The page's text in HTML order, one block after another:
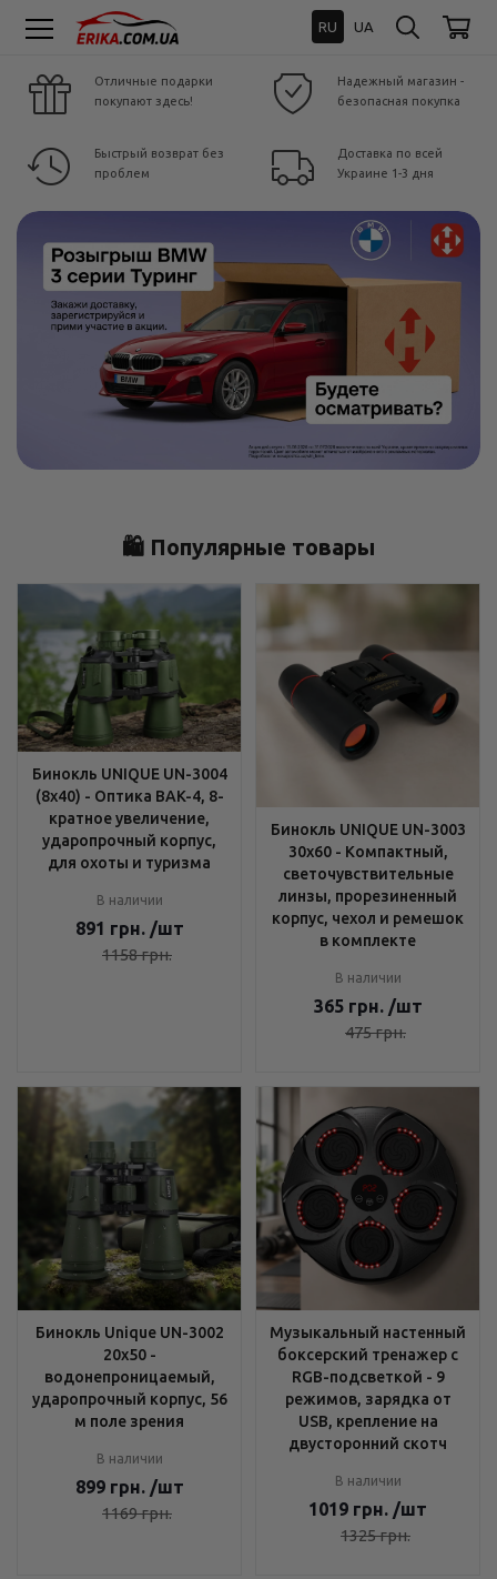
RU UA
Отличные подарки
покупают здесь!
Надежный магазин -
безопасная покупка
Быстрый возврат без
проблем
Доставка по всей
Украине 1-3 дня
🛍️ Популярные товары
Бинокль UNIQUE UN-3004
(8x40) - Оптика BAK-4, 8-
кратное увеличение,
ударопрочный корпус,
для охоты и туризма
В наличии
891 грн. /шт
1158грн.
Бинокль UNIQUE UN-3003
30x60 - Компактный,
светочувствительные
линзы, прорезиненный
корпус, чехол и ремешок
в комплекте
В наличии
365 грн. /шт
475грн.
Бинокль Unique UN-3002
20x50 -
водонепроницаемый,
ударопрочный корпус, 56
м поле зрения
В наличии
899 грн. /шт
1169грн.
Музыкальный настенный
боксерский тренажер с
RGB-подсветкой - 9
режимов, зарядка от
USB, крепление на
двусторонний скотч
В наличии
1019 грн. /шт
1325грн.